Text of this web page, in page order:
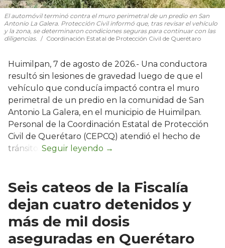
El automóvil terminó contra el muro perimetral de un predio en San
Antonio La Galera. Protección Civil informó que, tras revisar el vehículo
y la zona, se determinaron condiciones seguras para continuar con las
diligencias.
Coordinación Estatal de Protección Civil de Querétaro
Huimilpan, 7 de agosto de 2026.- Una conductora
resultó sin lesiones de gravedad luego de que el
vehículo que conducía impactó contra el muro
perimetral de un predio en la comunidad de San
Antonio La Galera, en el municipio de Huimilpan.
Personal de la Coordinación Estatal de Protección
Civil de Querétaro (CEPCQ) atendió el hecho de
tránsito.
Seis cateos de la Fiscalía
dejan cuatro detenidos y
más de mil dosis
aseguradas en Querétaro